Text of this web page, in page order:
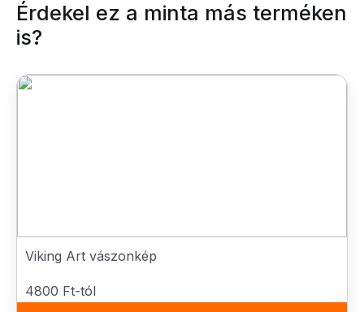
Érdekel ez a minta más terméken
is?
Viking Art vászonkép
4800 Ft-tól